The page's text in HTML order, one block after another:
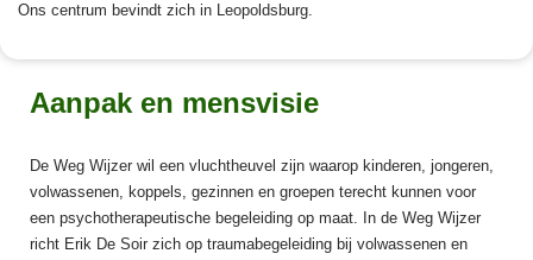
Ons centrum bevindt zich in Leopoldsburg.
Aanpak en mensvisie
De Weg Wijzer wil een vluchtheuvel zijn waarop kinderen, jongeren,
volwassenen, koppels, gezinnen en groepen terecht kunnen voor
een psychotherapeutische begeleiding op maat. In de Weg Wijzer
richt Erik De Soir zich op traumabegeleiding bij volwassenen en